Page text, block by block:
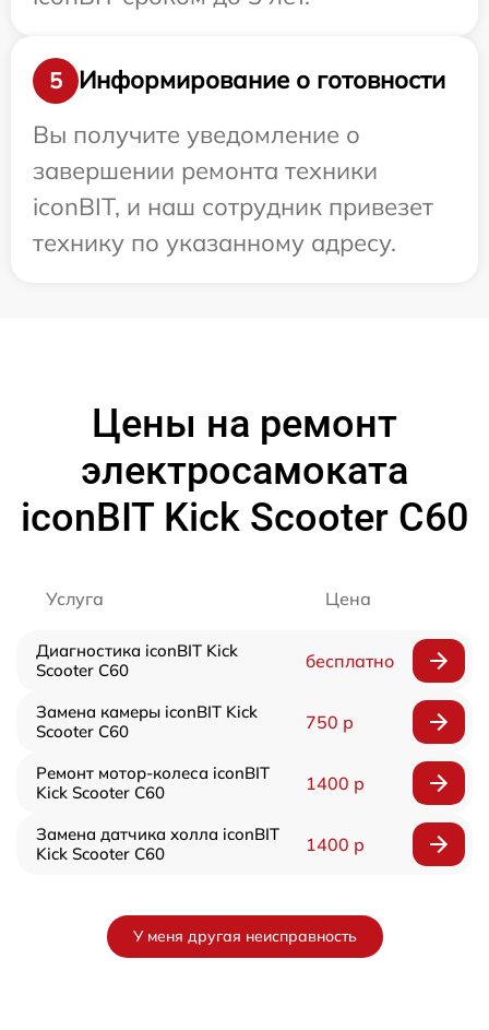
5
Информирование о готовности
Вы получите уведомление о
завершении ремонта техники
iconBIT, и наш сотрудник привезет
технику по указанному адресу.
Цены на ремонт
электросамоката
iconBIT Kick Scooter C60
Услуга Цена
Диагностика iconBIT Kick
Scooter C60
бесплатно
Замена камеры iconBIT Kick
Scooter C60
750 р
Ремонт мотор-колеса iconBIT
Kick Scooter C60
1400 р
Замена датчика холла iconBIT
Kick Scooter C60
1400 р
У меня другая неисправность